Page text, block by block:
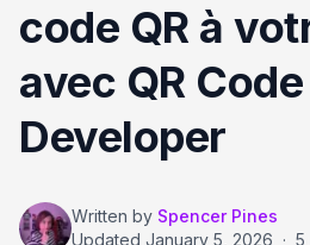
code QR à
avec QR Code
Developer
Written by Spencer Pines
Updated January 5, 2026 · 5